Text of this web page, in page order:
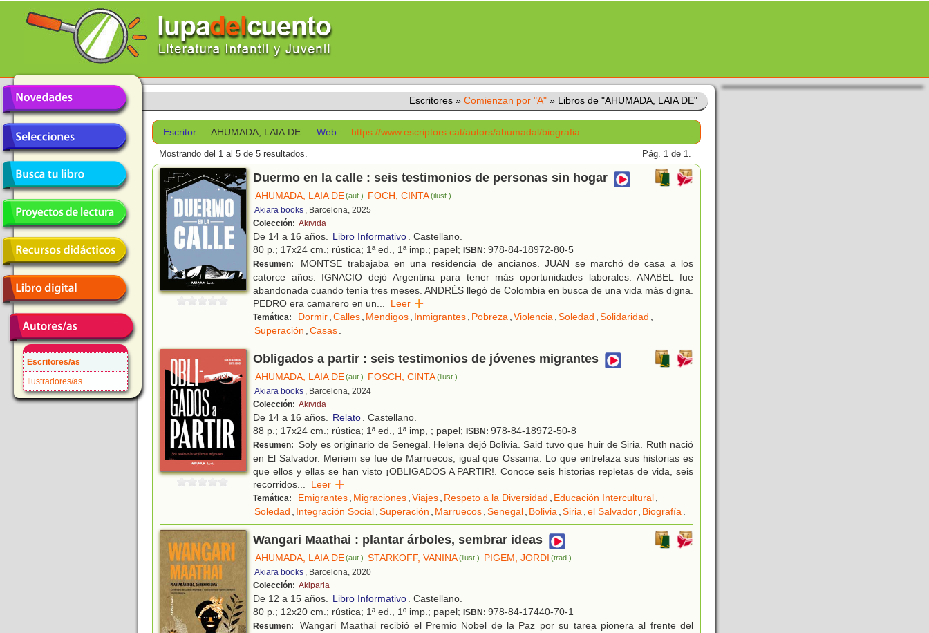
Escritores/as
Ilustradores/as
Escritores » Comienzan por "A" » Libros de "AHUMADA, LAIA DE"
Escritor: AHUMADA, LAIA DE Web: https://www.escriptors.cat/autors/ahumadal/biografia
Mostrando del 1 al 5 de 5 resultados. Pág. 1 de 1.
Duermo en la calle : seis testimonios de personas sin hogar
AHUMADA, LAIA DE(aut.) FOCH, CINTA(ilust.)
Akiara books , Barcelona, 2025
Colección: Akivida
De 14 a 16 años. Libro Informativo. Castellano.
80 p.; 17x24 cm.; rústica; 1ª ed., 1ª imp.; papel; ISBN: 978-84-18972-80-5
Resumen:
MONTSE trabajaba en una residencia de ancianos. JUAN se marchó de casa a los
catorce años. IGNACIO dejó Argentina para tener más oportunidades laborales. ANABEL fue
abandonada cuando tenía tres meses. ANDRÉS llegó de Colombia en busca de una vida más digna.
PEDRO era camarero en un... Leer
Temática: Dormir,Calles, Mendigos, Inmigrantes, Pobreza,Violencia,Soledad ,Solidaridad ,
Superación ,Casas.
Obligados a partir : seis testimonios de jóvenes migrantes
AHUMADA, LAIA DE(aut.) FOSCH, CINTA(ilust.)
Akiara books , Barcelona, 2024
Colección: Akivida
De 14 a 16 años. Relato. Castellano.
88 p.; 17x24 cm.; rústica; 1ª ed., 1ª imp, ; papel; ISBN: 978-84-18972-50-8
Resumen: Soly es originario de Senegal. Helena dejó Bolivia. Said tuvo que huir de Siria. Ruth nació
en El Salvador. Meriem se fue de Marruecos, igual que Ossama. Lo que entrelaza sus historias es
que ellos y ellas se han visto ¡OBLIGADOS A PARTIR!. Conoce seis historias repletas de vida, seis
recorridos... Leer
Temática: Emigrantes, Migraciones,Viajes, Respeto a la Diversidad , Educación Intercultural,
Soledad , Integración Social,Superación , Marruecos,Senegal, Bolivia,Siria,el Salvador, Biografía.
Wangari Maathai : plantar árboles, sembrar ideas
AHUMADA, LAIA DE(aut.) STARKOFF, VANINA(ilust.) PIGEM, JORDI (trad.)
Akiara books , Barcelona, 2020
Colección: Akiparla
De 12 a 15 años. Libro Informativo. Castellano.
80 p.; 12x20 cm.; rústica; 1ª ed., 1º imp.; papel; ISBN: 978-84-17440-70-1
Resumen:
Wangari Maathai recibió el Premio Nobel de la Paz por su tarea pionera al frente del